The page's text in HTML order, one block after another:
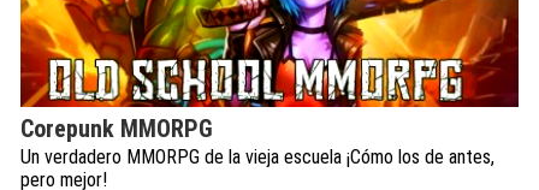
Corepunk MMORPG
Un verdadero MMORPG de la vieja escuela ¡Cómo los de antes,
pero mejor!